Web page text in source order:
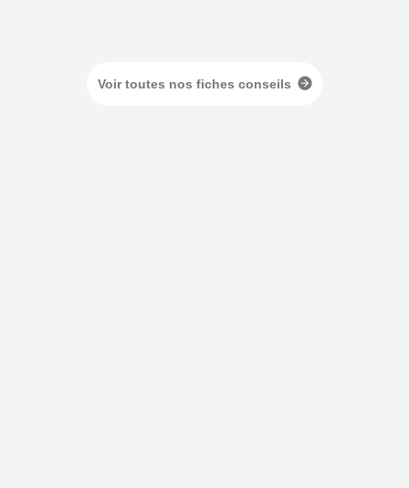
Voir toutes nos fiches conseils